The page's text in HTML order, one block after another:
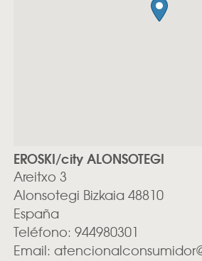
EROSKI/city ALONSOTEGI
Areitxo 3
Alonsotegi Bizkaia 48810
España
Teléfono: 944980301
Email: